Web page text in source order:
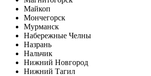
Майкоп
Мончегорск
Мурманск
Набережные Челны
Назрань
Нальчик
Нижний Новгород
Нижний Тагил